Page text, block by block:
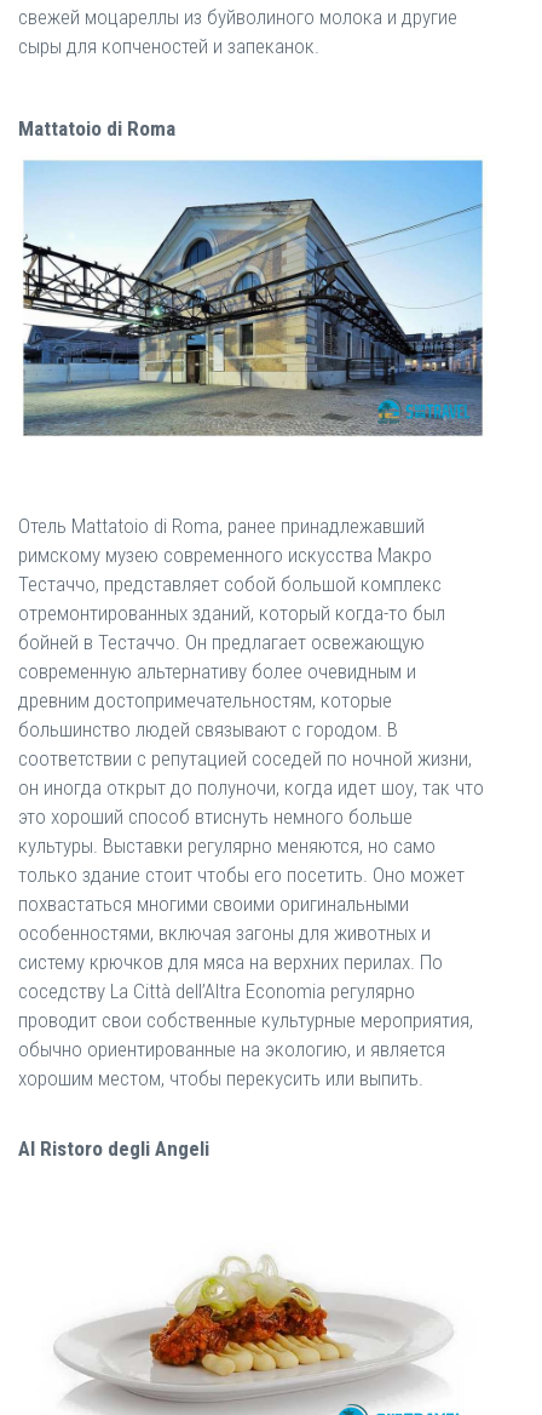
свежей моцареллы из буйволиного молока и другие
сыры для копченостей и запеканок.
Mattatoio di Roma
Отель Mattatoio di Roma, ранее принадлежавший
римскому музею современного искусства Макро
Тестаччо, представляет собой большой комплекс
отремонтированных зданий, который когда-то был
бойней в Тестаччо. Он предлагает освежающую
современную альтернативу более очевидным и
древним достопримечательностям, которые
большинство людей связывают с городом. В
соответствии с репутацией соседей по ночной жизни,
он иногда открыт до полуночи, когда идет шоу, так что
это хороший способ втиснуть немного больше
культуры. Выставки регулярно меняются, но само
только здание стоит чтобы его посетить. Оно может
похвастаться многими своими оригинальными
особенностями, включая загоны для животных и
систему крючков для мяса на верхних перилах. По
соседству La Città dell’Altra Economia регулярно
проводит свои собственные культурные мероприятия,
обычно ориентированные на экологию, и является
хорошим местом, чтобы перекусить или выпить.
Al Ristoro degli Angeli